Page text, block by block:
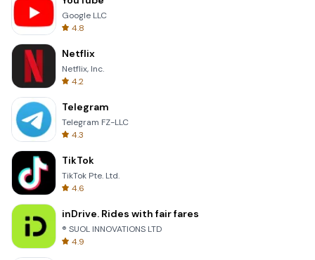
Google LLC
4.8
Netflix
Netflix, Inc.
4.2
Telegram
Telegram FZ-LLC
4.3
TikTok
TikTok Pte. Ltd.
4.6
inDrive. Rides with fair fares
® SUOL INNOVATIONS LTD
4.9